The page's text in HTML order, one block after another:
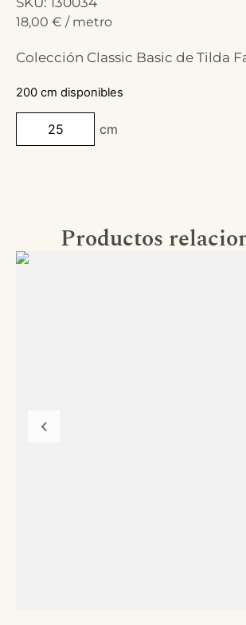
18,00 € / metro
Colección Classic Basic de Tilda
200 cm disponibles
cm
Productos